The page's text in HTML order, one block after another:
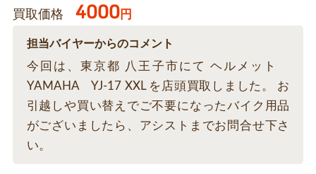
買取価格 4000円
担当バイヤーからのコメント
今回は、東京都 八王子市にて ヘルメット
YAMAHA YJ-17 XXL を店頭買取しました。 お
引越しや買い替えでご不要になったバイク用品
がございましたら、アシストまでお問合せ下さ
い。